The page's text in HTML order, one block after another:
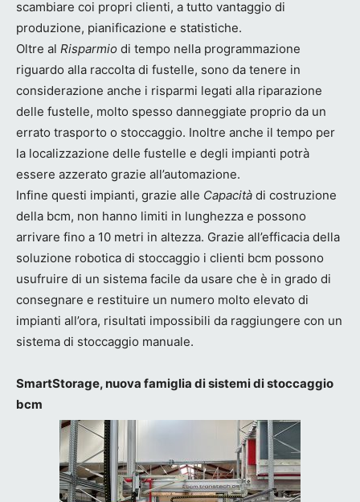
scambiare coi propri clienti, a tutto vantaggio di
produzione, pianificazione e statistiche.
Oltre al Risparmio di tempo nella programmazione
riguardo alla raccolta di fustelle, sono da tenere in
considerazione anche i risparmi legati alla riparazione
delle fustelle, molto spesso danneggiate proprio da un
errato trasporto o stoccaggio. Inoltre anche il tempo per
la localizzazione delle fustelle e degli impianti potrà
essere azzerato grazie all’automazione.
Infine questi impianti, grazie alle Capacità di costruzione
della bcm, non hanno limiti in lunghezza e possono
arrivare fino a 10 metri in altezza. Grazie all’efficacia della
soluzione robotica di stoccaggio i clienti bcm possono
usufruire di un sistema facile da usare che è in grado di
consegnare e restituire un numero molto elevato di
impianti all’ora, risultati impossibili da raggiungere con un
sistema di stoccaggio manuale.
SmartStorage, nuova famiglia di sistemi di stoccaggio
bcm